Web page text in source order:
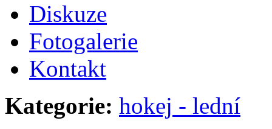
Diskuze
Fotogalerie
Kontakt
Kategorie: hokej - lední